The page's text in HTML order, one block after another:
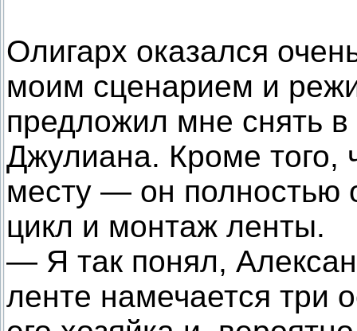
Олигарх оказался
моим сценарием и
предложил мне снять
Джулиана. Кроме того,
месту — он полностью
цикл и монтаж ленты.
— Я так понял,
ленте намечается три